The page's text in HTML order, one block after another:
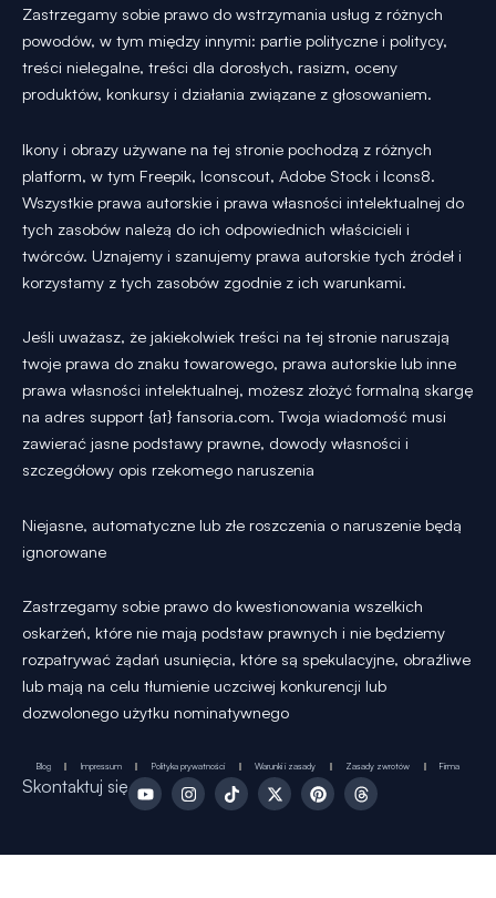
Zastrzegamy sobie prawo do wstrzymania usług z różnych
powodów, w tym między innymi: partie polityczne i politycy,
treści nielegalne, treści dla dorosłych, rasizm, oceny
produktów, konkursy i działania związane z głosowaniem.
Ikony i obrazy używane na tej stronie pochodzą z różnych
platform, w tym Freepik, Iconscout, Adobe Stock i Icons8.
Wszystkie prawa autorskie i prawa własności intelektualnej do
tych zasobów należą do ich odpowiednich właścicieli i
twórców. Uznajemy i szanujemy prawa autorskie tych źródeł i
korzystamy z tych zasobów zgodnie z ich warunkami.
Jeśli uważasz, że jakiekolwiek treści na tej stronie naruszają
twoje prawa do znaku towarowego, prawa autorskie lub inne
prawa własności intelektualnej, możesz złożyć formalną skargę
na adres support {at} fansoria.com. Twoja wiadomość musi
zawierać jasne podstawy prawne, dowody własności i
szczegółowy opis rzekomego naruszenia
Niejasne, automatyczne lub złe roszczenia o naruszenie będą
ignorowane
Zastrzegamy sobie prawo do kwestionowania wszelkich
oskarżeń, które nie mają podstaw prawnych i nie będziemy
rozpatrywać żądań usunięcia, które są spekulacyjne, obraźliwe
lub mają na celu tłumienie uczciwej konkurencji lub
dozwolonego użytku nominatywnego
Blog Impressum Polityka prywatności Warunki i zasady Zasady zwrotów Firma
Skontaktuj się Y
o
u
u
I
n
s
a
T
i
k
o
X
-
t
i
P
i
n
e
T
h
r
a